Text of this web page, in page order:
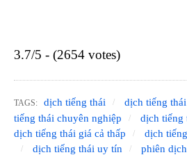
3.7/5 - (2654 votes)
TAGS: dịch tiếng thái dịch tiếng
tiếng thái chuyên nghiệp
dịch tiếng
dịch tiếng thái giá cả thấp
dịch
dịch tiếng thái uy tín
phiên